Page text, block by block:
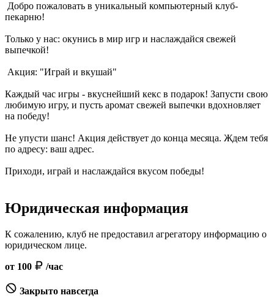
Добро пожаловать в уникальный компьютерный клуб-
пекарню!
Только у нас: окунись в мир игр и наслаждайся свежей
выпечкой!
Акция: "Играй и вкушай"
Каждый час игры - вкуснейший кекс в подарок! Запусти свою
любимую игру, и пусть аромат свежей выпечки вдохновляет
на победу!
Не упусти шанс! Акция действует до конца месяца. Ждем тебя
по адресу: ваш адрес.
Приходи, играй и наслаждайся вкусом победы!
Юридическая информация
К сожалению, клуб не предоставил агрегатору информацию о
юридическом лице.
от 100 /час
Закрыто навсегда